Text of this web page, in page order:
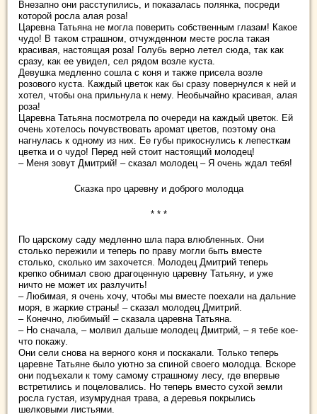
Внезапно они расступились, и показалась полянка, посреди
которой росла алая роза!
Царевна Татьяна не могла поверить собственным глазам! Какое
чудо! В таком страшном, отчужденном месте росла такая
красивая, настоящая роза! Голубь верно летел сюда, так как
сразу, как ее увидел, сел рядом возле куста.
Девушка медленно сошла с коня и также присела возле
розового куста. Каждый цветок как бы сразу повернулся к ней и
хотел, чтобы она прильнула к нему. Необычайно красивая, алая
роза!
Царевна Татьяна посмотрела по очереди на каждый цветок. Ей
очень хотелось почувствовать аромат цветов, поэтому она
нагнулась к одному из них. Ее губы прикоснулись к лепесткам
цветка и о чудо! Перед ней стоит настоящий молодец!
– Меня зовут Дмитрий! – сказал молодец – Я очень ждал тебя!
Сказка про царевну и доброго молодца
* * *
По царскому саду медленно шла пара влюбленных. Они
столько пережили и теперь по праву могли быть вместе
столько, сколько им захочется. Молодец Дмитрий теперь
крепко обнимал свою драгоценную царевну Татьяну, и уже
ничто не может их разлучить!
– Любимая, я очень хочу, чтобы мы вместе поехали на дальние
моря, в жаркие страны! – сказал молодец Дмитрий.
– Конечно, любимый! – сказала царевна Татьяна.
– Но сначала, – молвил дальше молодец Дмитрий, – я тебе кое-
что покажу.
Они сели снова на верного коня и поскакали. Только теперь
царевне Татьяне было уютно за спиной своего молодца. Вскоре
они подъехали к тому самому страшному лесу, где впервые
встретились и поцеловались. Но теперь вместо сухой земли
росла густая, изумрудная трава, а деревья покрылись
шелковыми листьями.